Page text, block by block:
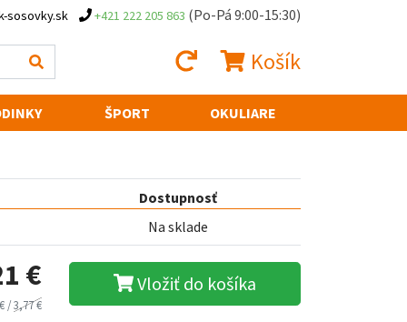
sosovky.sk +421 222 205 863 (Po-Pá 9:00-15:30)
Košík
ŠPORT OKULIARE
Dostupnosť
Na sklade
€
/3,77 €
Vložiť do košíka